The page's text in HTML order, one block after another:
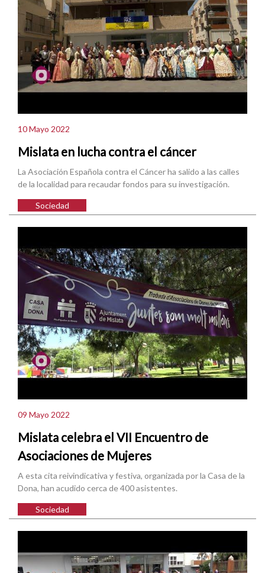
10 Mayo 2022
Mislata en lucha contra el cáncer
La Asociación Española contra el Cáncer ha salido a las calles
de la localidad para recaudar fondos para su investigación.
Sociedad
09 Mayo 2022
Mislata celebra el VII Encuentro de
Asociaciones de Mujeres
A esta cita reivindicativa y festiva, organizada por la Casa de la
Dona, han acudido cerca de 400 asistentes.
Sociedad